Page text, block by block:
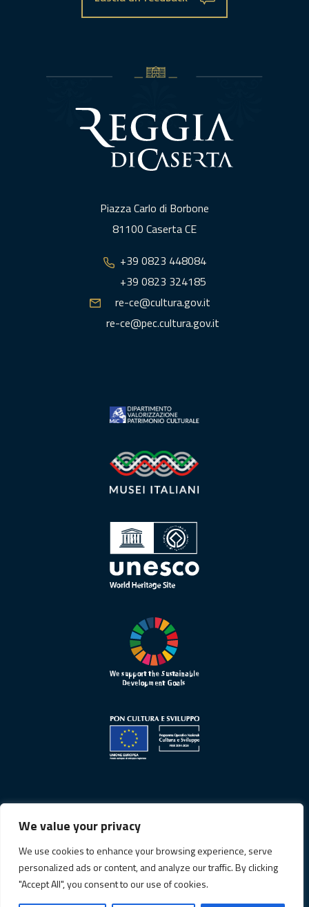
We value your privacy
We use cookies to enhance your browsing experience, serve
personalized ads or content, and analyze our traffic. By clicking
"Accept All", you consent to our use of cookies.
Piazza Carlo di Borbone
81100 Caserta CE
+39 0823 448084
+39 0823 324185
re-ce@cultura.gov.it
re-ce@pec.cultura.gov.it
Informativa sulla privacy